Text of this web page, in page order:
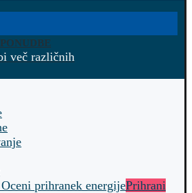
več različnih
prihranek energijePrihrani